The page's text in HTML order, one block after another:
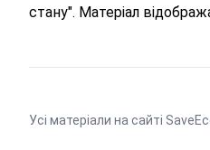
стану". Матеріал
Усі матеріали на сайті